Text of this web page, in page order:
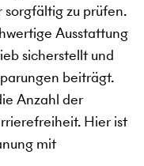
zu prüfen.
Ausstattung
sicherstellt und
beiträgt.
Anzahl der
Hier ist
mit